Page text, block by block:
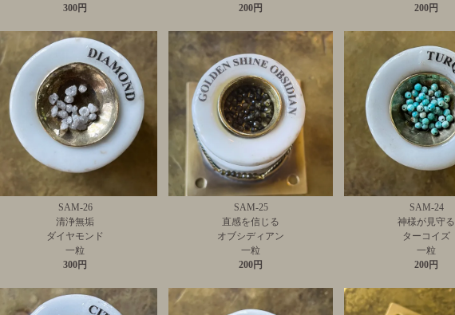
300円
200円
200円
SAM-26
清浄無垢
ダイヤモンド
一粒
300円
SAM-25
直感を信じる
オブシディアン
一粒
200円
SAM-24
神様が見守る
ターコイズ
一粒
200円